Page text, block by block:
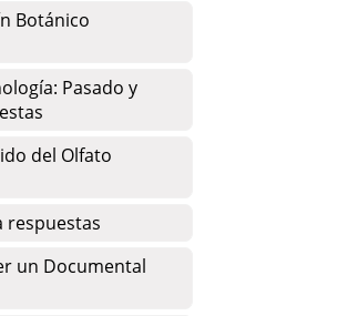
Botánico
Pasado y
del Olfato
respuestas
un Documental